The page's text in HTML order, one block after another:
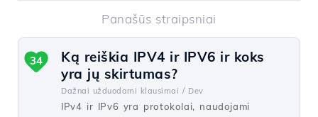
Panašūs straipsniai
Ką reiškia IPV4 ir IPV6 ir koks
yra jų skirtumas?
Dažnai užduodami klausimai / Dev
IPv4 ir IPv6 yra protokolai, naudojami
34